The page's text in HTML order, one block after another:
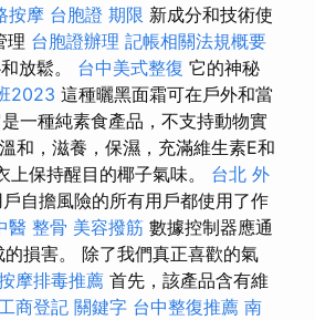
按摩 台胞證 期限 新成分和技術使
理 台胞證辦理 記帳相關法規概要
放鬆。 台中美式整復 它的神秘
2023 這種曬黑面霜可在戶外和當
一種純素食產品，不支持動物實
和，滋養，保濕，充滿維生素E和
保持醒目的椰子氣味。 台北 外
自擔風險的所有用戶都使用了作
醫 整骨 美容撥筋 數據控制器應通
損害。 除了我們真正喜歡的氣
摩排毒推薦 首先，該產品含有維
工商登記 關鍵字 台中整復推薦 南